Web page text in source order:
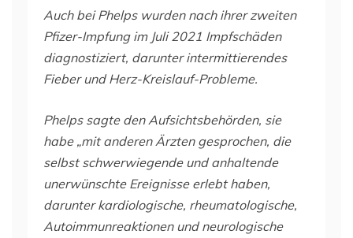
Auch bei Phelps wurden nach ihrer zweiten
Pfizer-Impfung im Juli 2021 Impfschäden
diagnostiziert, darunter intermittierendes
Fieber und Herz-Kreislauf-Probleme.
Phelps sagte den Aufsichtsbehörden, sie
habe „mit anderen Ärzten gesprochen, die
selbst schwerwiegende und anhaltende
unerwünschte Ereignisse erlebt haben,
darunter kardiologische, rheumatologische,
Autoimmunreaktionen und neurologische